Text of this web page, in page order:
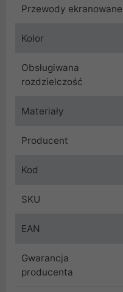
Przewody ekranowane
Kolor
Obsługiwana
rozdzielczość
Materiały
Producent
Kod
SKU
EAN
Gwarancja
producenta